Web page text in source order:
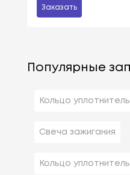
Заказать
Популярные
Кольцо
Свеча зажигания
Кольцо